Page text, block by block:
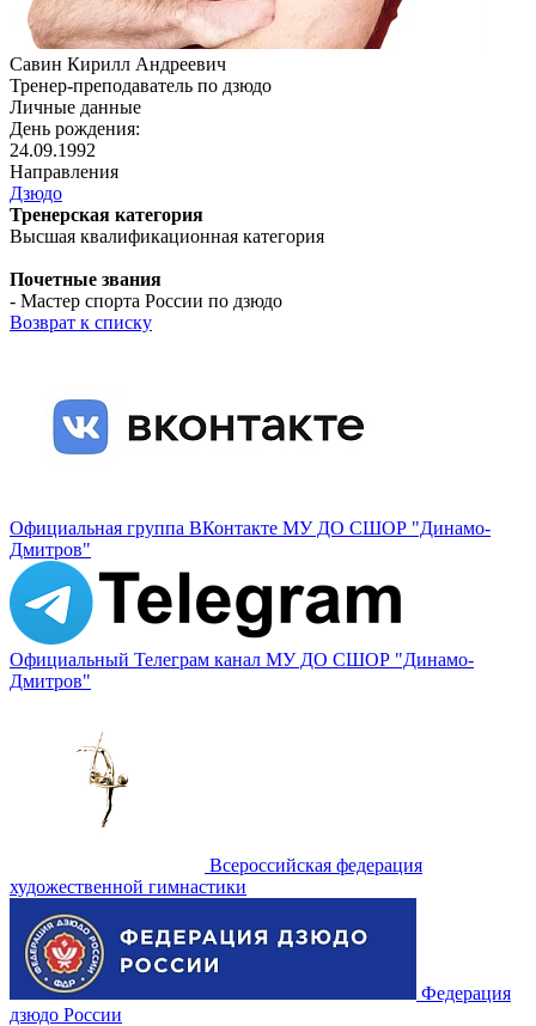
Савин Кирилл Андреевич
Тренер-преподаватель по дзюдо
Личные данные
День рождения:
24.09.1992
Направления
Дзюдо
Тренерская категория
Высшая квалификационная категория
Почетные звания
- Мастер спорта России по дзюдо
Возврат к списку
Официальная группа ВКонтакте МУ ДО СШОР "Динамо-
Дмитров"
Официальный Телеграм канал МУ ДО СШОР "Динамо-
Дмитров"
Всероссийская федерация
художественной гимнастики
Федерация
дзюдо России